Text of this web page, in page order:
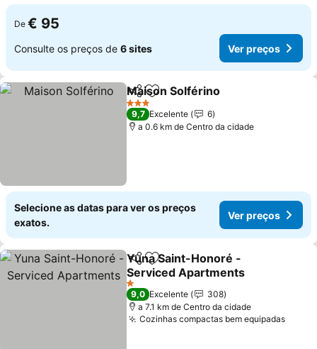
De € 95
Consulte os preços de 6 sites Ver preços
PartilharAdicionar aos favoritos
Maison Solférino
3 Estrelas
9,7 Excelente
6
a 0.6 km de Centro da cidade
Selecione as datas para ver os preços
exatos.
Ver preços
PartilharAdicionar aos favoritos
Yuna Saint-Honoré -
Serviced Apartments
Ver preços
1 Estrelas
9,0 Excelente
308
a 7.1 km de Centro da cidade
Cozinhas compactas bem equipadasVer